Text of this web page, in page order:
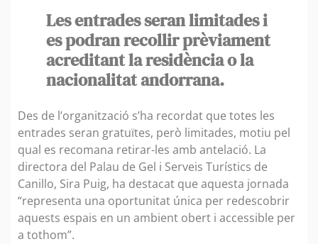
Les entrades seran limitades i
es podran recollir prèviament
acreditant la residència o la
nacionalitat andorrana.
Des de l’organització s’ha recordat que totes les
entrades seran gratuïtes, però limitades, motiu pel
qual es recomana retirar-les amb antelació. La
directora del Palau de Gel i Serveis Turístics de
Canillo, Sira Puig, ha destacat que aquesta jornada
“representa una oportunitat única per redescobrir
aquests espais en un ambient obert i accessible per
a tothom”.